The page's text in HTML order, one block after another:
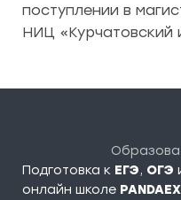
поступлении в
НИЦ «Курчатовский
Подготовка к ЕГЭ, ОГЭ
онлайн школе